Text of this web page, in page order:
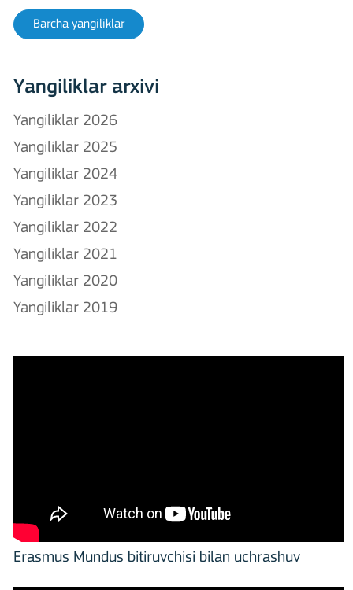
Barcha yangiliklar
Yangiliklar arxivi
Yangiliklar 2026
Yangiliklar 2025
Yangiliklar 2024
Yangiliklar 2023
Yangiliklar 2022
Yangiliklar 2021
Yangiliklar 2020
Yangiliklar 2019
Erasmus Mundus bitiruvchisi bilan uchrashuv